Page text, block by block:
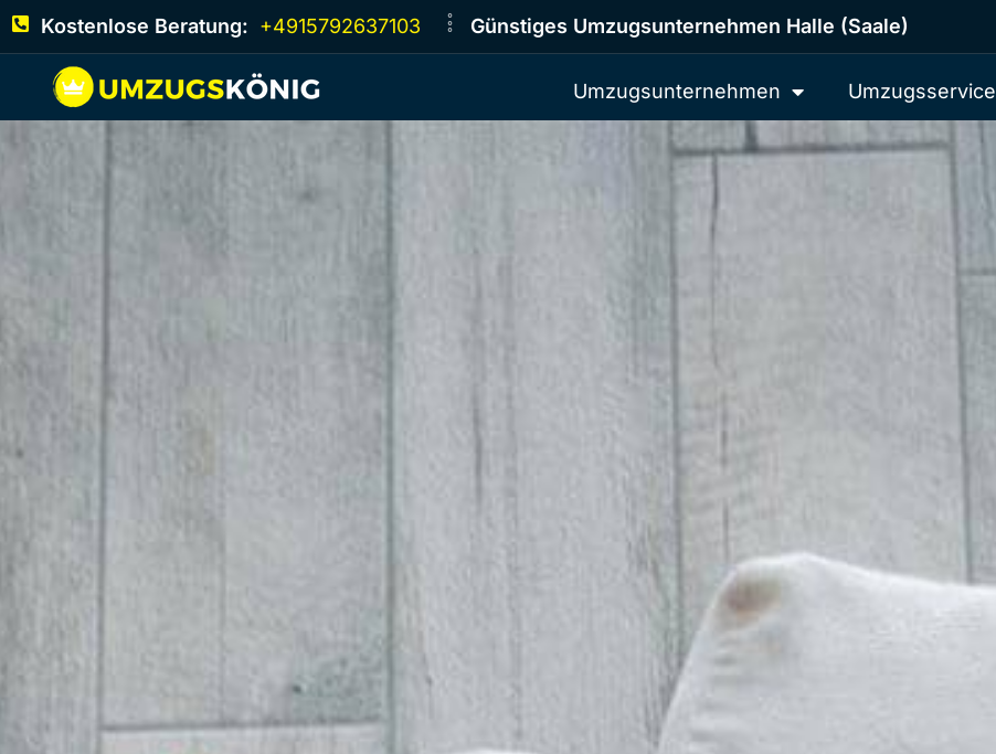
Kostenlose Beratung: +4915792637103 Günstiges Umzugsunternehmen Halle (Saale)
Umzugsunternehmen Umzugsservice